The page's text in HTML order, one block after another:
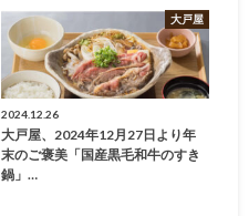
大戸屋
2024.12.26
大戸屋、2024年12月27日より年
末のご褒美「国産黒毛和牛のすき
鍋」…